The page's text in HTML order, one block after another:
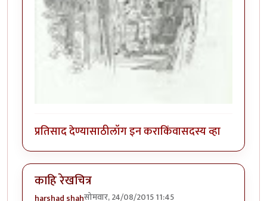
प्रतिसाद देण्यासाठीलॉग इन कराकिंवासदस्य व्हा
काहि रेखचित्र
सोमवार, 24/08/2015 11:45